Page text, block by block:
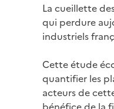
La cueillette
qui perdure
industriels
Cette étude
quantifier les
acteurs de